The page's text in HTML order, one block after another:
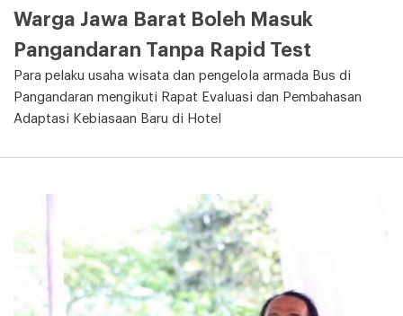
Warga Jawa Barat Boleh Masuk
Pangandaran Tanpa Rapid Test
Para pelaku usaha wisata dan pengelola armada Bus di
Pangandaran mengikuti Rapat Evaluasi dan Pembahasan
Adaptasi Kebiasaan Baru di Hotel